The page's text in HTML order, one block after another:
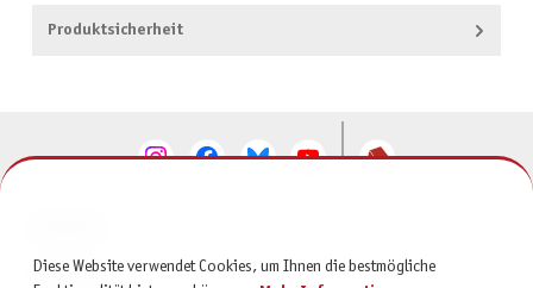
Produktsicherheit
SERVICE
Diese Website verwendet Cookies, um Ihnen die bestmögliche